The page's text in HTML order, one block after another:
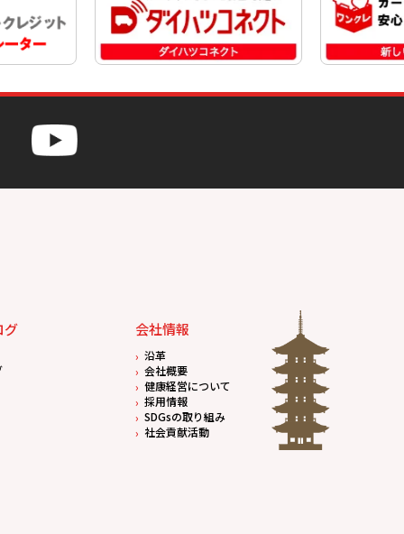
グ 会社情報
沿革
会社概要
健康経営について
採用情報
SDGsの取り組み
社会貢献活動